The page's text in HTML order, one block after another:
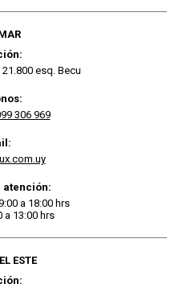
esq. Becu
306 969
atención:
a 18:00 hrs
a 13:00 hrs
ESTE